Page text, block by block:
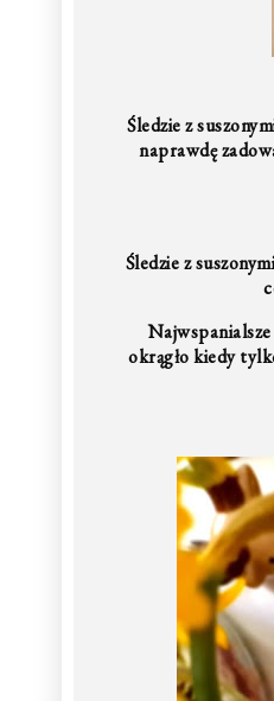
Śledzie z
naprawdę
Śledzie z
okrągło kiedy